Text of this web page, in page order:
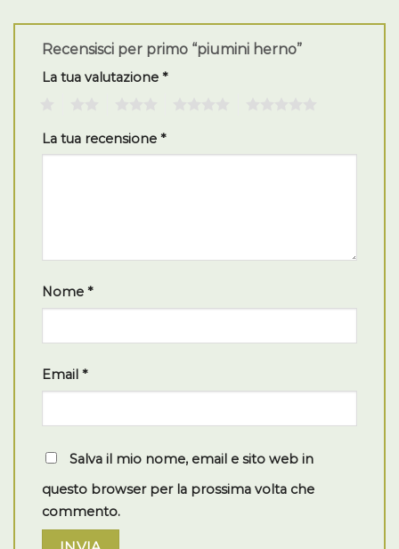
Recensisci per primo “piumini herno”
La tua valutazione *
La tua recensione *
Nome *
Email *
Salva il mio nome, email e sito web in
questo browser per la prossima volta che
commento.